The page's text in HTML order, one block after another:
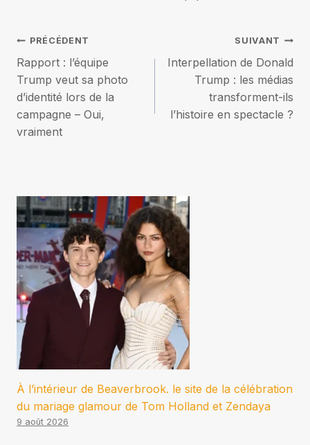
Navigation
de
l’article
PRÉCÉDENT
Rapport : l’équipe
Trump veut sa photo
d’identité lors de la
campagne – Oui,
vraiment
SUIVANT
Interpellation de Donald
Trump : les médias
transforment-ils
l’histoire en spectacle ?
À l’intérieur de Beaverbrook. le site de la célébration
du mariage glamour de Tom Holland et Zendaya
9 août 2026